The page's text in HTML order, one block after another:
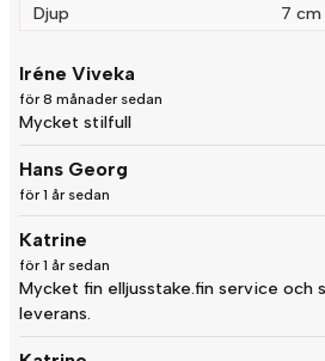
Djup
7 cm
Iréne Viveka
för 8 månader sedan
Mycket stilfull
Hans Georg
för 1 år sedan
Katrine
för 1 år sedan
Mycket fin elljusstake.fin service och
leverans.